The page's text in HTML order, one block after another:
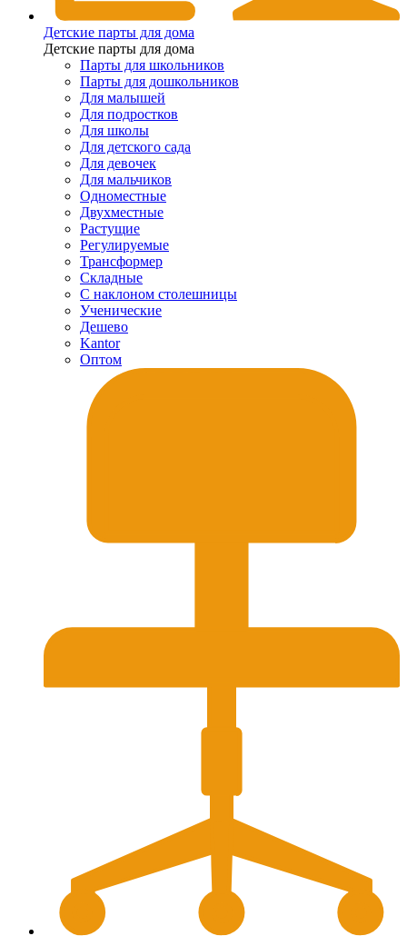
Детские парты для дома
Детские парты для дома
Парты для школьников
Парты для дошкольников
Для малышей
Для подростков
Для школы
Для детского сада
Для девочек
Для мальчиков
Одноместные
Двухместные
Растущие
Регулируемые
Трансформер
Складные
С наклоном столешницы
Ученические
Дешево
Kantor
Оптом